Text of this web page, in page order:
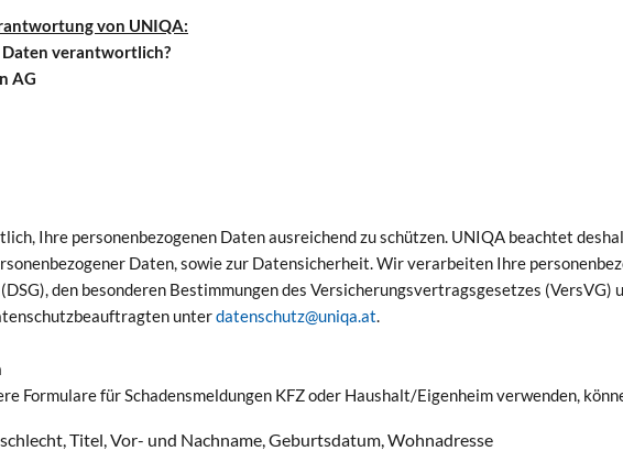
von UNIQA:
verantwortlich?
AG
Ihre personenbezogenen Daten ausreichend zu schützen. UNIQA beachtet
Daten, sowie zur Datensicherheit. Wir verarbeiten Ihre
den besonderen Bestimmungen des Versicherungsvertragsgesetzes
unterdatenschutz@uniqa.at.
Formulare für Schadensmeldungen KFZ oder Haushalt/Eigenheim verwenden,
Titel, Vor- und Nachname, Geburtsdatum, Wohnadresse